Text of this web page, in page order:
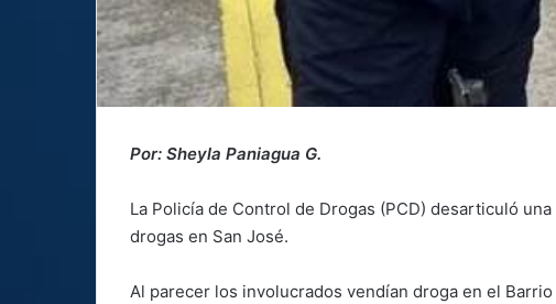
Por: Sheyla Paniagua G.
La Policía de Control de Drogas (PCD) desarticuló
drogas en San José.
Al parecer los involucrados vendían droga en el